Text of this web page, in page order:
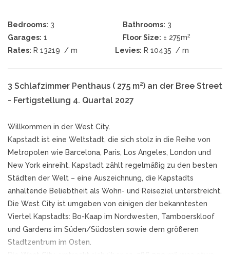
Bedrooms: 3 Bathrooms: 3
Garages: 1 Floor Size: ± 275m2
Rates: R 13219 / m Levies: R 10435 / m
3 Schlafzimmer Penthaus ( 275 m²) an der Bree Street
- Fertigstellung 4. Quartal 2027
Willkommen in der West City.
Kapstadt ist eine Weltstadt, die sich stolz in die Reihe von
Metropolen wie Barcelona, Paris, Los Angeles, London und
New York einreiht. Kapstadt zählt regelmäßig zu den besten
Städten der Welt – eine Auszeichnung, die Kapstadts
anhaltende Beliebtheit als Wohn- und Reiseziel unterstreicht.
Die West City ist umgeben von einigen der bekanntesten
Viertel Kapstadts: Bo-Kaap im Nordwesten, Tamboerskloof
und Gardens im Süden/Südosten sowie dem größeren
Stadtzentrum im Osten.